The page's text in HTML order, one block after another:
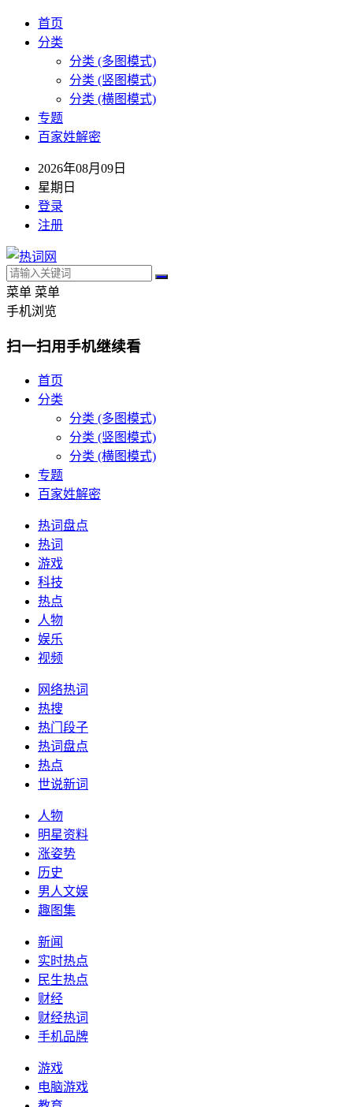
首页
分类
分类 (多图模式)
分类 (竖图模式)
分类 (横图模式)
专题
百家姓解密
2026年08月09日
星期日
登录
注册
菜单 菜单
手机浏览
扫一扫用手机继续看
首页
分类
分类 (多图模式)
分类 (竖图模式)
分类 (横图模式)
专题
百家姓解密
热词盘点
热词
游戏
科技
热点
人物
娱乐
视频
网络热词
热搜
热门段子
热词盘点
热点
世说新词
人物
明星资料
涨姿势
历史
男人文娱
趣图集
新闻
实时热点
民生热点
财经
财经热词
手机品牌
游戏
电脑游戏